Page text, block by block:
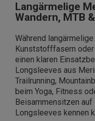
Langärmelige
Wandern, MTB
Während
Kunststofffasern
einen klaren
Longsleeves aus
Trailrunning,
beim Yoga, Fitness
Beisammensitzen
Longsleeves kennen